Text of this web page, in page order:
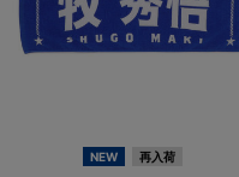
NEW 再入荷